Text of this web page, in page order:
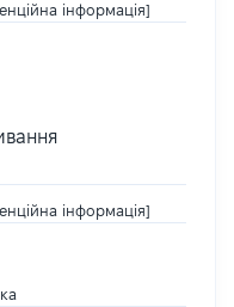
інформація]
інформація]